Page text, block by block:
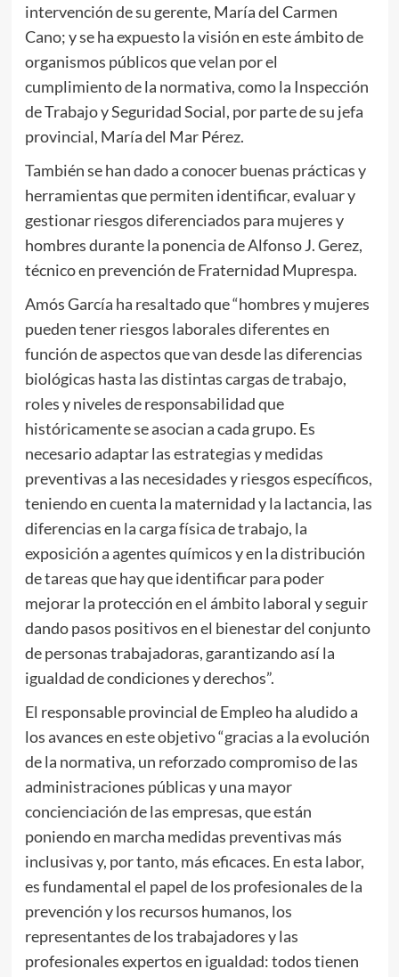
intervención de su gerente, María del Carmen
Cano; y se ha expuesto la visión en este ámbito de
organismos públicos que velan por el
cumplimiento de la normativa, como la Inspección
de Trabajo y Seguridad Social, por parte de su jefa
provincial, María del Mar Pérez.
También se han dado a conocer buenas prácticas y
herramientas que permiten identificar, evaluar y
gestionar riesgos diferenciados para mujeres y
hombres durante la ponencia de Alfonso J. Gerez,
técnico en prevención de Fraternidad Muprespa.
Amós García ha resaltado que “hombres y mujeres
pueden tener riesgos laborales diferentes en
función de aspectos que van desde las diferencias
biológicas hasta las distintas cargas de trabajo,
roles y niveles de responsabilidad que
históricamente se asocian a cada grupo. Es
necesario adaptar las estrategias y medidas
preventivas a las necesidades y riesgos específicos,
teniendo en cuenta la maternidad y la lactancia, las
diferencias en la carga física de trabajo, la
exposición a agentes químicos y en la distribución
de tareas que hay que identificar para poder
mejorar la protección en el ámbito laboral y seguir
dando pasos positivos en el bienestar del conjunto
de personas trabajadoras, garantizando así la
igualdad de condiciones y derechos”.
El responsable provincial de Empleo ha aludido a
los avances en este objetivo “gracias a la evolución
de la normativa, un reforzado compromiso de las
administraciones públicas y una mayor
concienciación de las empresas, que están
poniendo en marcha medidas preventivas más
inclusivas y, por tanto, más eficaces. En esta labor,
es fundamental el papel de los profesionales de la
prevención y los recursos humanos, los
representantes de los trabajadores y las
profesionales expertos en igualdad: todos tienen